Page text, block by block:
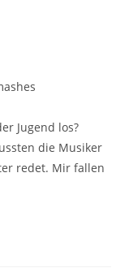
Jugend los?
die Musiker
redet. Mir fallen